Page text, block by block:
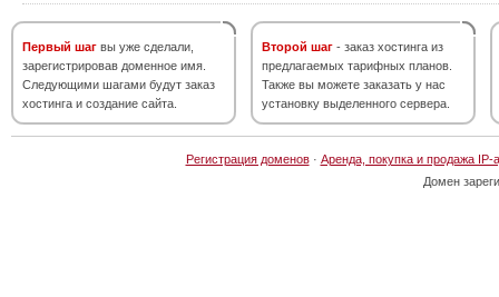
Первый шаг вы уже сделали,
зарегистрировав доменное имя.
Следующими шагами будут заказ
хостинга и создание сайта.
Второй шаг - заказ хостинга из
предлагаемых тарифных планов.
Также вы можете заказать у нас
установку выделенного сервера.
Регистрация доменов· Аренда, покупка и продажа IP-
Домен